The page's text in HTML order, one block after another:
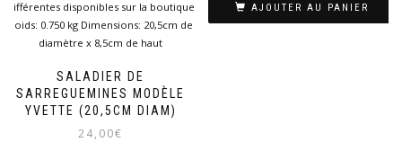
SALADIER DE
SARREGUEMINES MODÈLE
YVETTE (20,5CM DIAM)
24,00€
AJOUTER AU PANIER